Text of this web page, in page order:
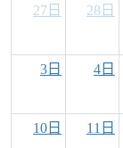
27日
28日
3日 4日
10日 11日